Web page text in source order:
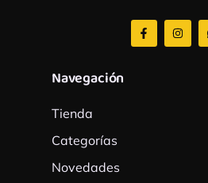
F
a
c
I
n
s
Navegación
Tienda
Categorías
Novedades